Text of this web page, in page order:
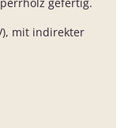
mit indirekter